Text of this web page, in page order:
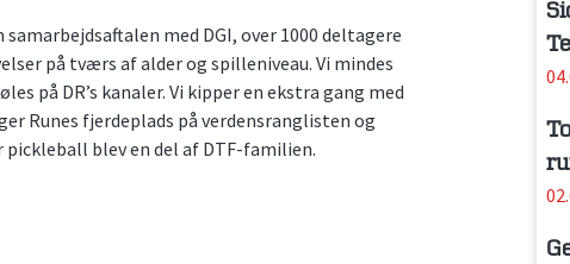
med DGI, over 1000 deltagere
på tværs af alder og spilleniveau. Vi mindes
på DR’s kanaler. Vi kipper en ekstra gang med
Runes fjerdeplads på verdensranglisten og
pickleball blev en del af DTF-familien.